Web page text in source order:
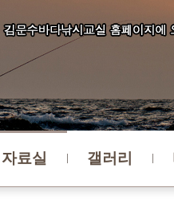
자료실 갤러리